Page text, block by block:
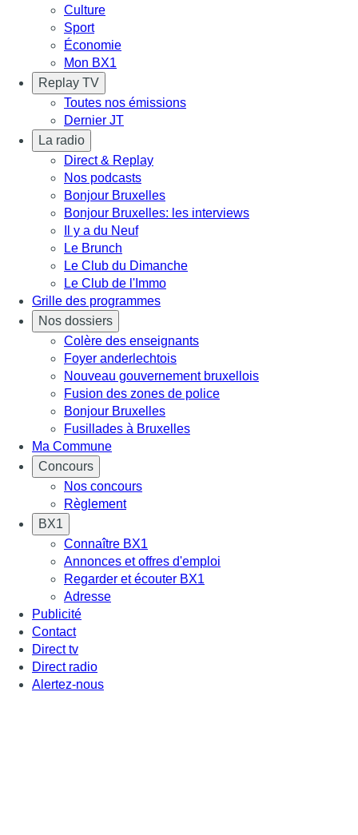
Culture
Sport
Économie
Mon BX1
Replay TV
Toutes nos émissions
Dernier JT
La radio
Direct & Replay
Nos podcasts
Bonjour Bruxelles
Bonjour Bruxelles: les interviews
Il y a du Neuf
Le Brunch
Le Club du Dimanche
Le Club de l'Immo
Grille des programmes
Nos dossiers
Colère des enseignants
Foyer anderlechtois
Nouveau gouvernement bruxellois
Fusion des zones de police
Bonjour Bruxelles
Fusillades à Bruxelles
Ma Commune
Concours
Nos concours
Règlement
BX1
Connaître BX1
Annonces et offres d'emploi
Regarder et écouter BX1
Adresse
Publicité
Contact
Direct tv
Direct radio
Alertez-nous